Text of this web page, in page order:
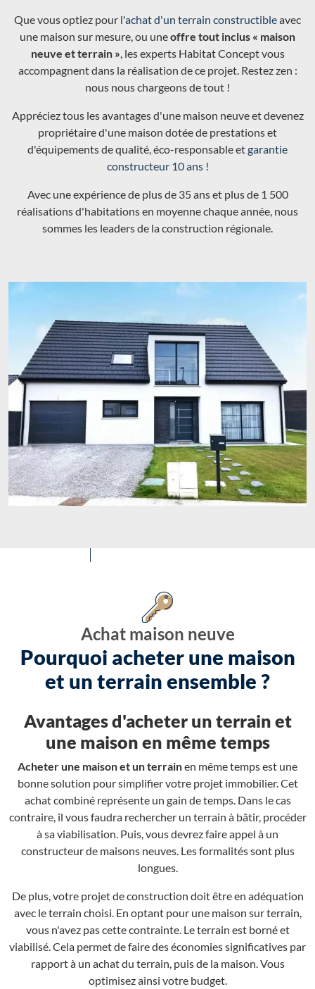
Que vous optiez pour l'achat d'un terrain constructibleavec
une maison sur mesure, ou uneoffre tout inclus « maison
neuve et terrain », les experts Habitat Concept vous
accompagnent dans la réalisation de ce projet. Restez zen :
nous nous chargeons de tout !
Appréciez tous les avantages d'une maison neuve et devenez
propriétaire d'une maison dotée de prestations et
d'équipements de qualité, éco-responsable etgarantie
constructeur 10 ans!
Avec une expérience de plus de 35 ans et plus de 1 500
réalisations d'habitations en moyenne chaque année, nous
sommes les leaders de la construction régionale.
Achat maison neuve
Pourquoi acheter une maison
et un terrain ensemble ?
Avantages d'acheter un terrain et
une maison en même temps
Acheter une maison et un terrainen même temps est une
bonne solution pour simplifier votre projet immobilier. Cet
achat combiné représente un gain de temps. Dans le cas
contraire, il vous faudra rechercher un terrain à bâtir, procéder
à sa viabilisation. Puis, vous devrez faire appel à un
constructeur de maisons neuves. Les formalités sont plus
longues.
De plus, votre projet de construction doit être en adéquation
avec le terrain choisi. En optant pour une maison sur terrain,
vous n'avez pas cette contrainte. Le terrain est borné et
viabilisé. Cela permet de faire des économies significatives par
rapport à un achat du terrain, puis de la maison. Vous
optimisez ainsi votre budget.